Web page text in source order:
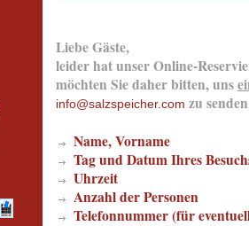
Liebe Gäste,
leider hat unser Online-
möchten Sie daher bitten, uns
info@salzspeicher.com zu
Name, Vorname
Tag und Datum Ihres
Uhrzeit
Anzahl der Personen
Telefonnummer (für